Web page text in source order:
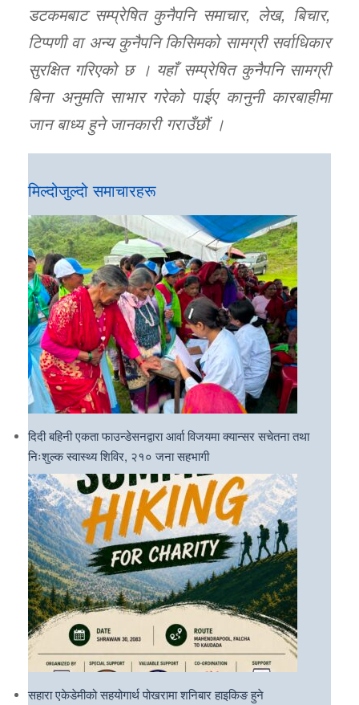
डटकमबाट सम्प्रेषित कुनैपनि समाचार, लेख, बिचार,
टिप्पणी वा अन्य कुनैपनि किसिमको सामग्री सर्वाधिकार
सुरक्षित गरिएको छ । यहाँ सम्प्रेषित कुनैपनि सामग्री
बिना अनुमति साभार गरेको पाईए कानुनी कारबाहीमा
जान बाध्य हुने जानकारी गराउँछौं ।
मिल्दोजुल्दो समाचारहरू
दिदी बहिनी एकता फाउन्डेसनद्वारा आर्वा विजयमा क्यान्सर सचेतना तथा
निःशुल्क स्वास्थ्य शिविर, २१० जना सहभागी
सहारा एकेडेमीको सहयोगार्थ पोखरामा शनिबार हाइकिङ हुने